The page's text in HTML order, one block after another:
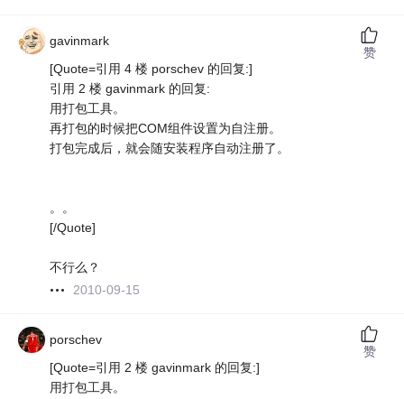
gavinmark
[Quote=引用 4 楼 porschev 的回复:]
引用 2 楼 gavinmark 的回复:
用打包工具。
再打包的时候把COM组件设置为自注册。
打包完成后，就会随安装程序自动注册了。
。。
[/Quote]
不行么？
2010-09-15
赞
porschev
[Quote=引用 2 楼 gavinmark 的回复:]
用打包工具。
赞